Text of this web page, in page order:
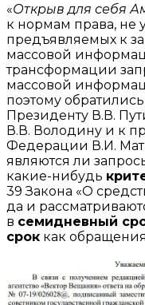
«Открыв для себя
к нормам права, не
предъявляемых к
массовой
трансформации
массовой
поэтому
Президенту В.В.
В.В. Володину и к
Федерации В.И.
являются ли
какие-нибудь
39 Закона «О
да и
в семидневный
срок как